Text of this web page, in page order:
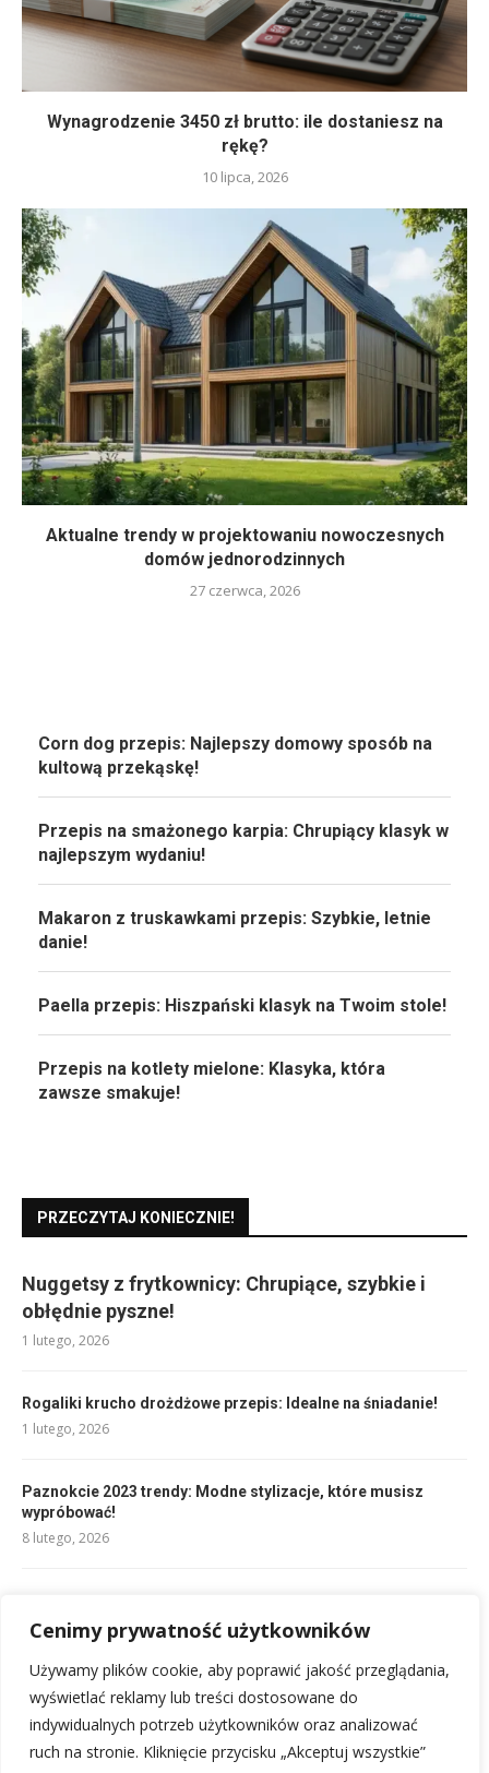
Cenimy prywatność użytkowników
Używamy plików cookie, aby poprawić jakość przeglądania,
wyświetlać reklamy lub treści dostosowane do
indywidualnych potrzeb użytkowników oraz analizować
ruch na stronie. Kliknięcie przycisku „Akceptuj wszystkie”
Wynagrodzenie 3450 zł brutto: ile dostaniesz na
rękę?
10 lipca, 2026
Aktualne trendy w projektowaniu nowoczesnych
domów jednorodzinnych
27 czerwca, 2026
Corn dog przepis: Najlepszy domowy sposób na
kultową przekąskę!
Przepis na smażonego karpia: Chrupiący klasyk w
najlepszym wydaniu!
Makaron z truskawkami przepis: Szybkie, letnie
danie!
Paella przepis: Hiszpański klasyk na Twoim stole!
Przepis na kotlety mielone: Klasyka, która
zawsze smakuje!
PRZECZYTAJ KONIECZNIE!
Nuggetsy z frytkownicy: Chrupiące, szybkie i
obłędnie pyszne!
1 lutego, 2026
Rogaliki krucho drożdżowe przepis: Idealne na śniadanie!
1 lutego, 2026
Paznokcie 2023 trendy: Modne stylizacje, które musisz
wypróbować!
8 lutego, 2026
9 lutego, 2026
Pieczona owsianka przepis: Szybko, pysznie i prosto!
1 lutego, 2026